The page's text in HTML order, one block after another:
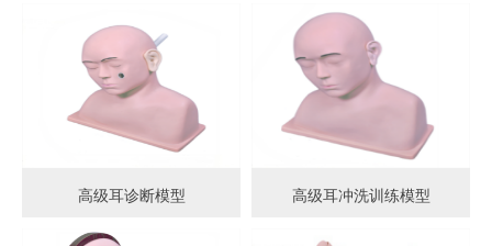
高级耳诊断模型 高级耳冲洗训练模型